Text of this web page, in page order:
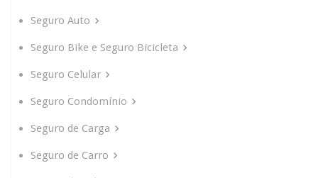
Seguro Auto
Seguro Bike e Seguro Bicicleta
Seguro Celular
Seguro Condomínio
Seguro de Carga
Seguro de Carro